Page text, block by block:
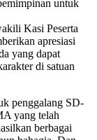
untuk
Kasi Peserta
apresiasi
yang dapat
di satuan
penggalang SD-
yang telah
berbagai